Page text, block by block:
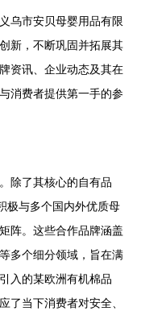
乌市安贝母婴用品有限
新，不断巩固并拓展其
资讯、企业动态及其在
消费者提供第一手的参
除了其核心的自有品
极与多个国内外优质母
阵。这些合作品牌涵盖
多个细分领域，旨在满
入的某欧洲有机棉品
了当下消费者对安全、